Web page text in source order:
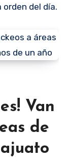
del día.
Van
de